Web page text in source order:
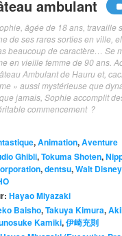
ambulant
âgée de 18 ans, travaille
de ses rares sorties en ville,
beaucoup de caractère… Se
en vieille femme de 90 ans.
Ambulant de Hauru et,
» aussi mystérieuse que
jamais, Sophie accomplit
commencement ?
,Animation,Aventure
Ghibli,Tokuma Shoten,
,dentsu,Walt
Hayao Miyazaki
Baisho,Takuya Kimura,
Kamiki,伊崎充則